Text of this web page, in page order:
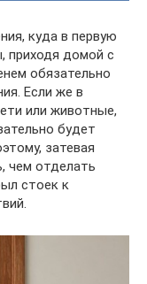
куда в первую
приходя домой с
обязательно
Если же в
или животные,
будет
затевая
чем отделать
стоек к